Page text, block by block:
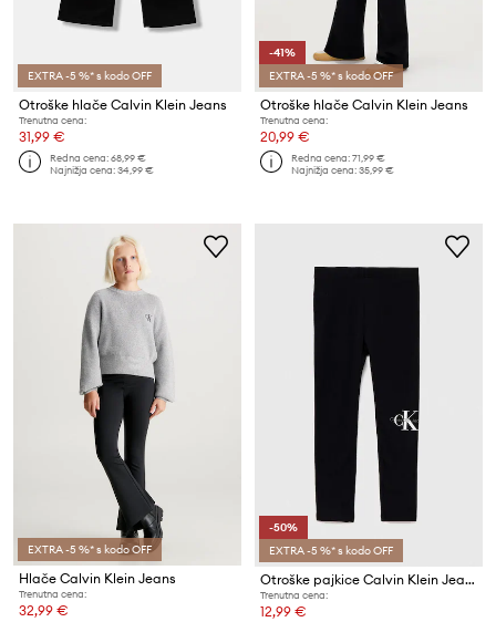
EXTRA -5 %* s kodo OFF
Otroške hlače Calvin Klein Jeans
Trenutna cena:
31,99 €
Redna cena:68,99 €
Najnižja cena:34,99 €
-41%
EXTRA -5 %* s kodo OFF
Otroške hlače Calvin Klein Jeans
Trenutna cena:
20,99 €
Redna cena:71,99 €
Najnižja cena:35,99 €
EXTRA -5 %* s kodo OFF
Hlače Calvin Klein Jeans
Trenutna cena:
32,99 €
-50%
EXTRA -5 %* s kodo OFF
Otroške pajkice Calvin Klein Jeans
Trenutna cena:
12,99 €